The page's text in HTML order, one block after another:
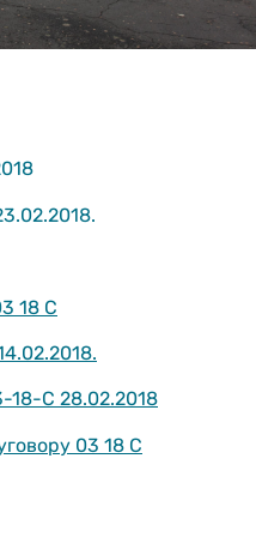
18 С
18-С 28.02.2018
03 18 С